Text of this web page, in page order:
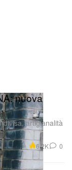
nuova
artigianalità
6.2K 0